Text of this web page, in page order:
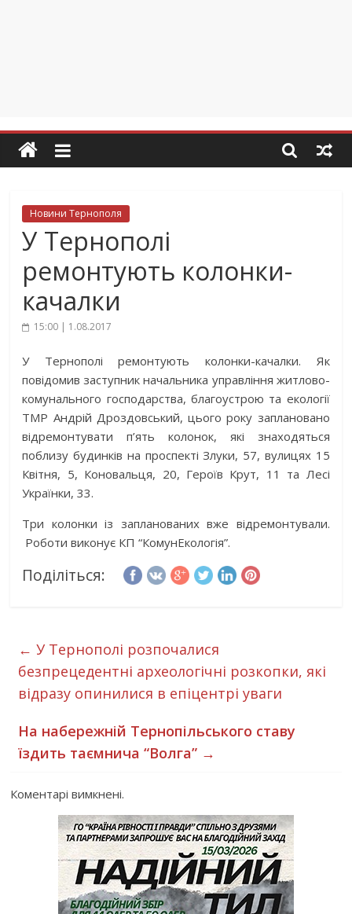
Новини Тернополя
У Тернополі
ремонтують колонки-
качалки
15:00 | 1.08.2017
У Тернополі ремонтують колонки-качалки. Як
повідомив заступник начальника управління житлово-
комунального господарства, благоустрою та екології
ТМР Андрій Дроздовський, цього року заплановано
відремонтувати п’ять колонок, які знаходяться
поблизу будинків на проспекті Злуки, 57, вулицях 15
Квітня, 5, Коновальця, 20, Героїв Крут, 11 та Лесі
Українки, 33.
Три колонки із запланованих вже відремонтували.
Роботи виконує КП “КомунЕкологія”.
Поділіться:
← У Тернополі розпочалися
безпрецедентні археологічні розкопки, які
відразу опинилися в епіцентрі уваги
На набережній Тернопільського ставу
їздить таємнича “Волга” →
Коментарі вимкнені.